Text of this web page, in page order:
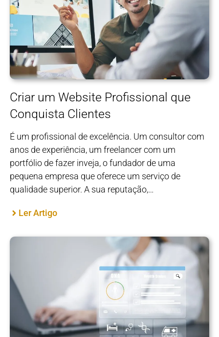
Criar um Website Profissional que
Conquista Clientes
É um profissional de excelência. Um consultor com
anos de experiência, um freelancer com um
portfólio de fazer inveja, o fundador de uma
pequena empresa que oferece um serviço de
qualidade superior. A sua reputação,…
Ler Artigo